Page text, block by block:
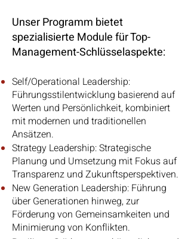
Unser Programm bietet
spezialisierte Module für Top-
Management-Schlüsselaspekte:
Self/Operational Leadership:
Führungsstilentwicklung basierend auf
Werten und Persönlichkeit, kombiniert
mit modernen und traditionellen
Ansätzen.
Strategy Leadership: Strategische
Planung und Umsetzung mit Fokus auf
Transparenz und Zukunftsperspektiven.
New Generation Leadership: Führung
über Generationen hinweg, zur
Förderung von Gemeinsamkeiten und
Minimierung von Konflikten.